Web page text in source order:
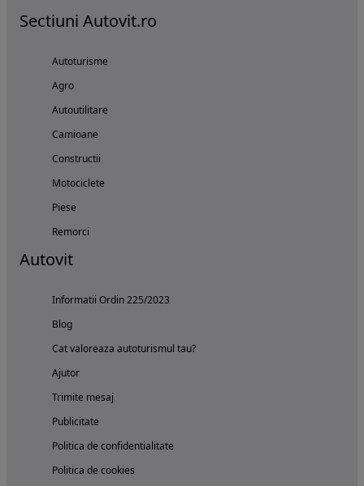
Sectiuni Autovit.ro
Autoturisme
Agro
Autoutilitare
Camioane
Constructii
Motociclete
Piese
Remorci
Autovit
Informatii Ordin 225/2023
Blog
Cat valoreaza autoturismul tau?
Ajutor
Trimite mesaj
Publicitate
Politica de confidentialitate
Politica de cookies